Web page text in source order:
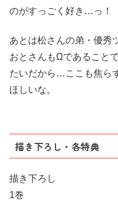
のがすっごく好き…っ！
あとは松さんの弟・優
おとさんもΩであること
たいだから…ここも焦ら
ほしいな。
描き下ろし・各特典
描き下ろし
1巻